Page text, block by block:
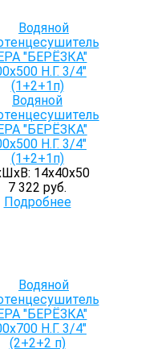
Водяной
"БЕРЁЗКА"
Н.Г. 3/4"
(1+2+1п)
14х40х50
7 322 руб.
Подробнее